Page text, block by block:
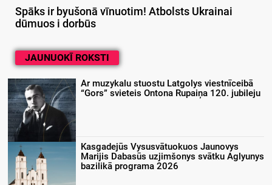
Spāks ir byušonā vīnuotim! Atbolsts Ukrainai
dūmuos i dorbūs
JAUNUOKĪ ROKSTI
Ar muzykalu stuostu Latgolys viestnīceibā
“Gors” svieteis Ontona Rupaiņa 120. jubileju
Kasgadejūs Vysusvātuokuos Jaunovys
Marijis Dabasūs uzjimšonys svātku Aglyunys
bazilikā programa 2026